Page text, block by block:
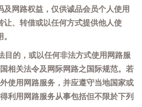
及网路权益，仅供诚品会员个人使用
让、转借或以任何方式提供他人使
目的，或以任何非法方式使用网路服
相关法令及网际网路之国际规范。若
使用网路服务，并应遵守当地国家或
利用网路服务从事包括但不限於下列